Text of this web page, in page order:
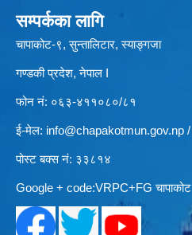
सम्पर्कका लागि
चापाकोट-९, सुन्तालिटार, स्याङ्गजा
गण्डकी प्रदेश, नेपाल I
फोन नं: ०६३-४११०८०/८१
ई-मेल: info@chapakotmun.gov.np /
पोस्ट बक्स नं: ३३८१४
Google + code:VRPC+FG चापाकोट